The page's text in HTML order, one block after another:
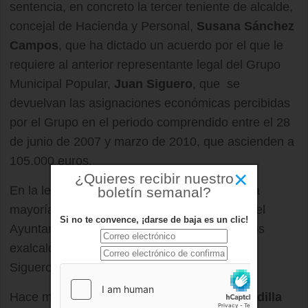
sentencia, en concreto la tercer teniente de alcalde,
concejal de Hacienda y Personal, Susana Sánchez
Campos, que ha dictado un acuerdo por el que le
requiere al anterior representante legal del Grupo
Municipal Popular, Juan Siguero, que se
devuelvan las asignaciones económicas percibidas
por el Grupo en el periodo comprendido entre el 28
de junio de 2007 y marzo de 2010, que ascienden a
105.000 euros.
En la legislatura anterior, elPPcontó con una
mayoría absoluta de 16 de 21 concejales en el
Ayuntamiento, entre los que se encuentran los
exalcaldes
Arturo González Paneroy Juan
Siguero, imputados en la TramaGürtel.
Hace más de 7 años, elAlternativa por Boadilla
×
¿Quieres recibir nuestro
boletín semanal?
Si no te convence, ¡darse de baja es un clic!